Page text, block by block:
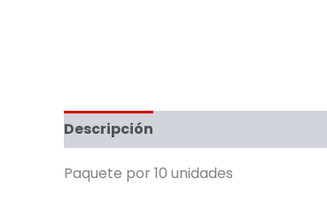
Descripción
Paquete por 10 unidades